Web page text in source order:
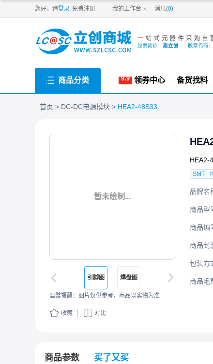
您好，请登录 免费注册 我的工作台 消息(0)
商品分类 领券中心 备货找料
首页 DC-DC电源模块 HEA2-48S33
暂未绘制...
引脚图 焊盘图
温馨提醒：图片仅供参考，商品以实物为准
收藏 对比
HEA2-
SMT
品牌名
商品型
商品编
商品封
包装方
商品毛
商品参数 买了又买